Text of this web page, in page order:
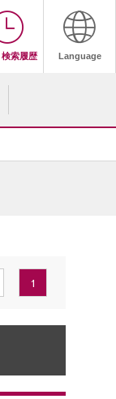
検索履歴 Language
1